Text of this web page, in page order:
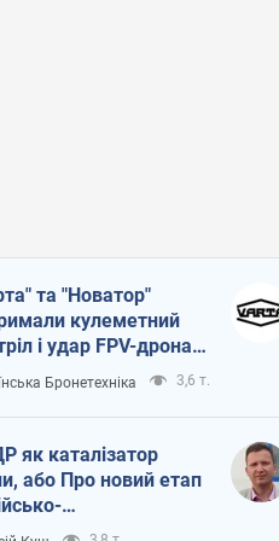
та "Новатор"
кулеметний
і удар FPV-дрона,
життя
ЗСУ
Бронетехніка 3,6 т.
як каталізатор
або Про новий етап